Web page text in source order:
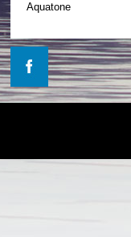
Aquatone